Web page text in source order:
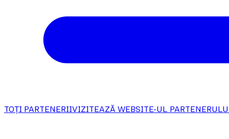
TOȚI PARTENERIIVIZITEAZĂ WEBSITE-UL